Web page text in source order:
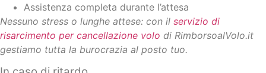
Assistenza completa durante l’attesa
Nessuno stress o lunghe attese: con il servizio di
risarcimento per cancellazione volo di RimborsoalVolo.it
gestiamo tutta la burocrazia al posto tuo.